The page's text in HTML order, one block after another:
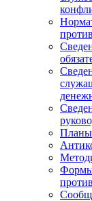
Планы
Формы